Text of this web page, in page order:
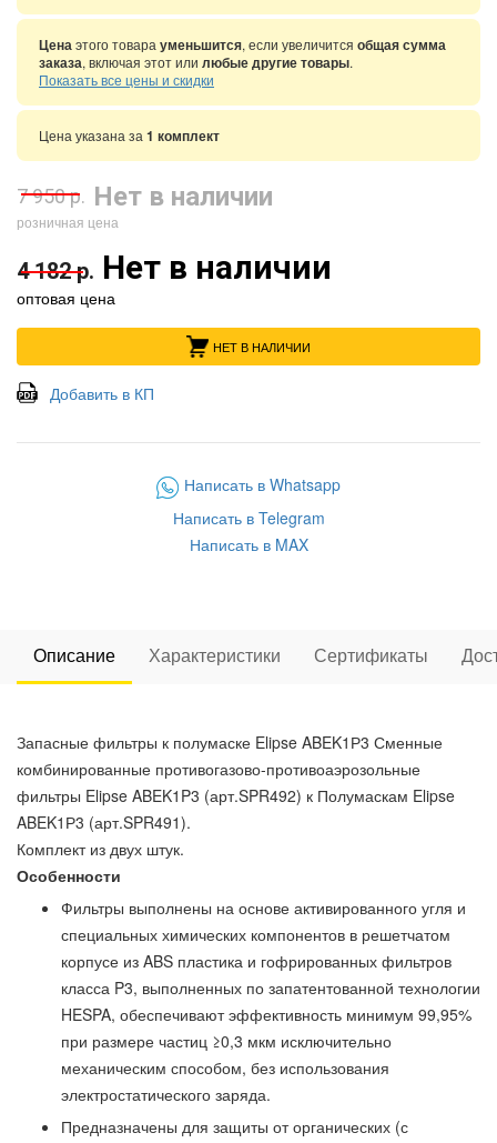
Ценаэтого товара уменьшится, если увеличится общая сумма
заказа, включая этот или любые другие товары.
Показать все цены и скидки
Цена указана за 1 комплект
7 950 р. Нет в наличии
розничная цена
4 182 р. Нет в наличии
оптовая цена
НЕТ В НАЛИЧИИ
Добавить в КП
Написать в Whatsapp
Написать в Telegram
Написать в MAX
Описание Характеристики Сертификаты
Запасные фильтры к полумаске Elipse ABEK1Р3 Сменные
комбинированные противогазово-противоаэрозольные
фильтры Elipse ABEK1P3 (арт.SPR492) к Полумаскам Elipse
ABEK1Р3 (арт.SPR491).
Комплект из двух штук.
Особенности
Фильтры выполнены на основе активированного угля и
специальных химических компонентов в решетчатом
корпусе из ABS пластика и гофрированных фильтров
класса P3, выполненных по запатентованной технологии
HESPA, обеспечивают эффективность минимум 99,95%
при размере частиц ≥0,3 мкм исключительно
механическим способом, без использования
электростатического заряда.
Предназначены для защиты от органических (с